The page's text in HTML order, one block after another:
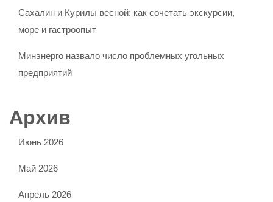
Сахалин и Курилы весной: как сочетать экскурсии,
море и гастроопыт
Минэнерго назвало число проблемных угольных
предприятий
Архив
Июнь 2026
Май 2026
Апрель 2026